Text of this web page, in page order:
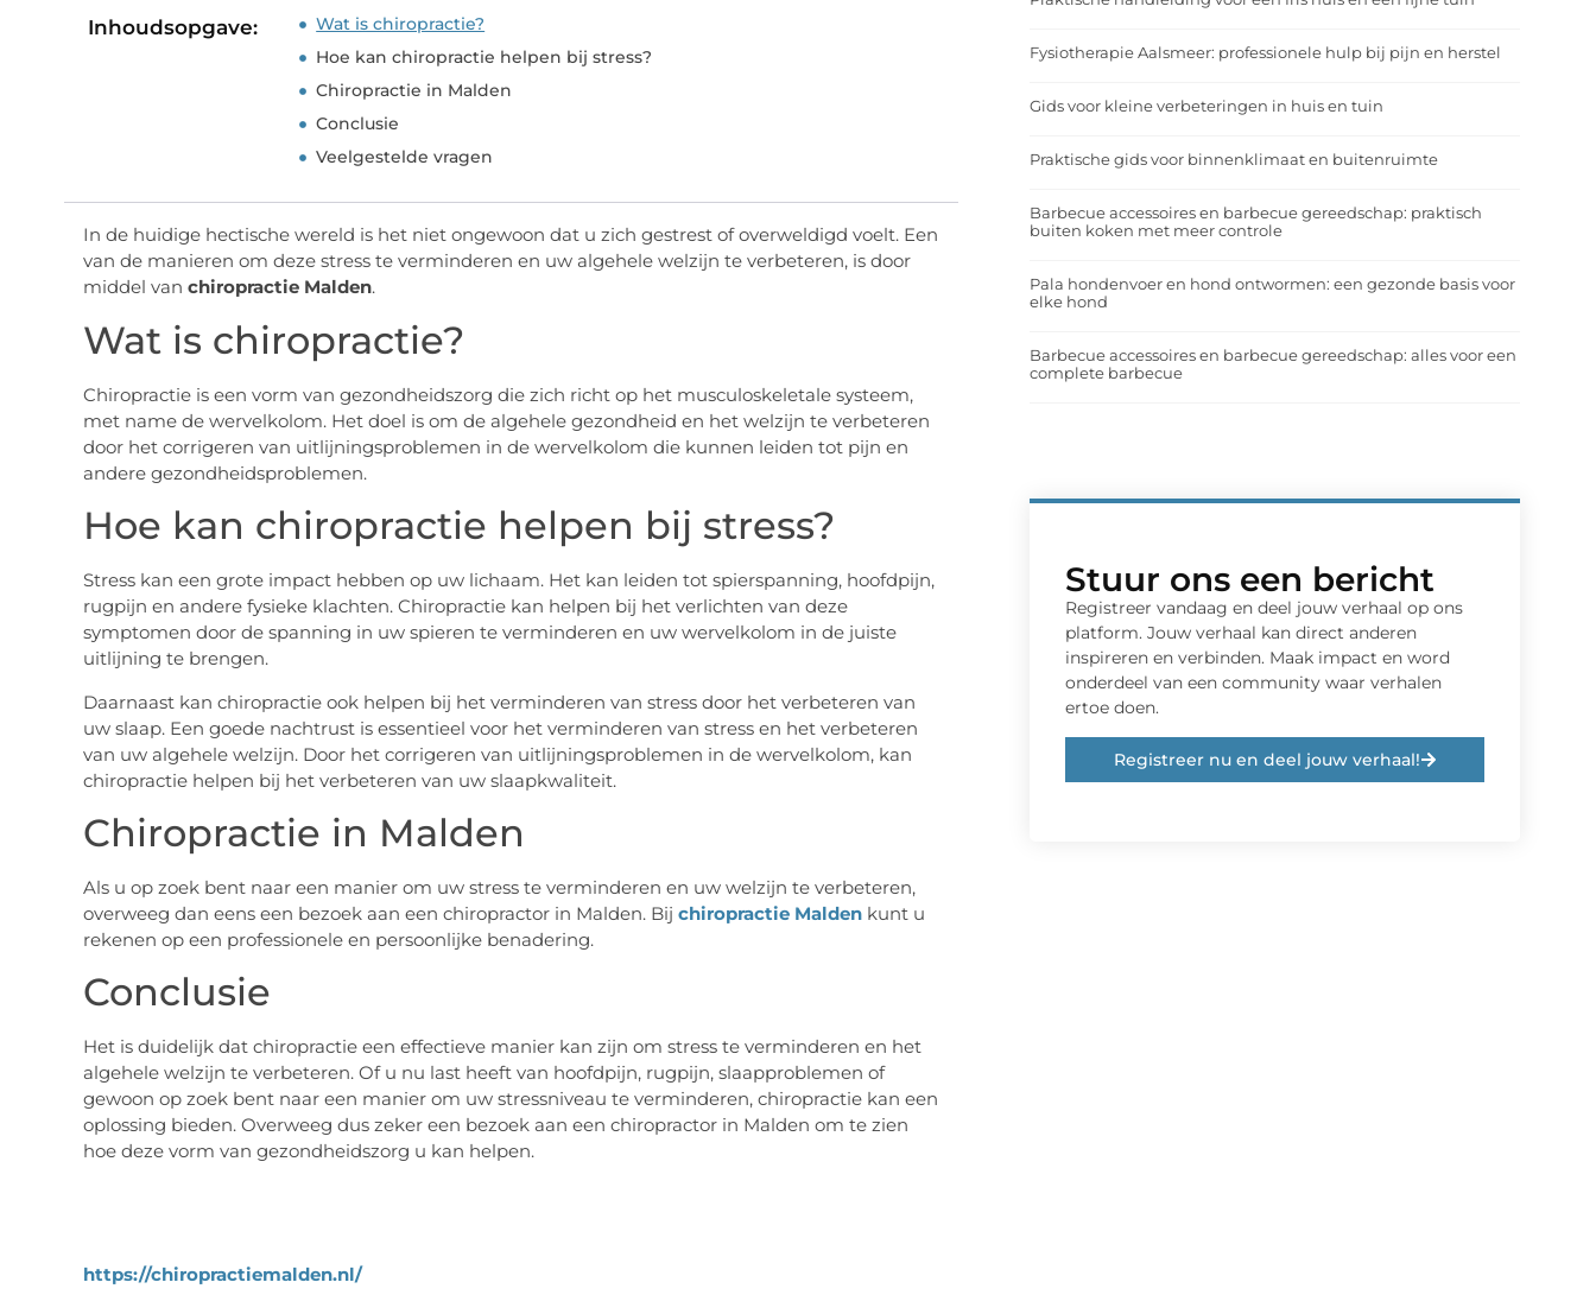
Inhoudsopgave:
Wat is chiropractie?
Hoe kan chiropractie helpen bij stress?
Chiropractie in Malden
Conclusie
Veelgestelde vragen
In de huidige hectische wereld is het niet ongewoon dat u zich gestrest of overweldigd voelt. Een
van de manieren om deze stress te verminderen en uw algehele welzijn te verbeteren, is door
middel van chiropractie Malden.
Wat is chiropractie?
Chiropractie is een vorm van gezondheidszorg die zich richt op het musculoskeletale systeem,
met name de wervelkolom. Het doel is om de algehele gezondheid en het welzijn te verbeteren
door het corrigeren van uitlijningsproblemen in de wervelkolom die kunnen leiden tot pijn en
andere gezondheidsproblemen.
Hoe kan chiropractie helpen bij stress?
Stress kan een grote impact hebben op uw lichaam. Het kan leiden tot spierspanning, hoofdpijn,
rugpijn en andere fysieke klachten. Chiropractie kan helpen bij het verlichten van deze
symptomen door de spanning in uw spieren te verminderen en uw wervelkolom in de juiste
uitlijning te brengen.
Daarnaast kan chiropractie ook helpen bij het verminderen van stress door het verbeteren van
uw slaap. Een goede nachtrust is essentieel voor het verminderen van stress en het verbeteren
van uw algehele welzijn. Door het corrigeren van uitlijningsproblemen in de wervelkolom, kan
chiropractie helpen bij het verbeteren van uw slaapkwaliteit.
Chiropractie in Malden
Als u op zoek bent naar een manier om uw stress te verminderen en uw welzijn te verbeteren,
overweeg dan eens een bezoek aan een chiropractor in Malden. Bij chiropractie Maldenkunt u
rekenen op een professionele en persoonlijke benadering.
Conclusie
Het is duidelijk dat chiropractie een effectieve manier kan zijn om stress te verminderen en het
algehele welzijn te verbeteren. Of u nu last heeft van hoofdpijn, rugpijn, slaapproblemen of
gewoon op zoek bent naar een manier om uw stressniveau te verminderen, chiropractie kan een
oplossing bieden. Overweeg dus zeker een bezoek aan een chiropractor in Malden om te zien
hoe deze vorm van gezondheidszorg u kan helpen.
https://chiropractiemalden.nl/
Fysiotherapie Aalsmeer: professionele hulp bij pijn en herstel
Gids voor kleine verbeteringen in huis en tuin
Praktische gids voor binnenklimaat en buitenruimte
Barbecue accessoires en barbecue gereedschap: praktisch
buiten koken met meer controle
Pala hondenvoer en hond ontwormen: een gezonde basis voor
elke hond
Barbecue accessoires en barbecue gereedschap: alles voor een
complete barbecue
Stuur ons een bericht
Registreer vandaag en deel jouw verhaal op ons
platform. Jouw verhaal kan direct anderen
inspireren en verbinden. Maak impact en word
onderdeel van een community waar verhalen
ertoe doen.
Registreer nu en deel jouw verhaal!